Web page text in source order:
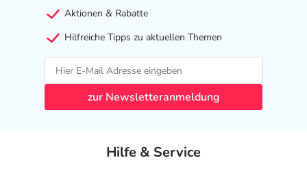
- Blutungen im Vaginalbereich, deren Ursache ungeklärt
Unter Umständen - sprechen Sie hierzu mit Ihrem Arzt
oder Apotheker:
Aktionen & Rabatte
Hilfreiche Tipps zu aktuellen Themen
zur Newsletteranmeldung
Hilfe & Service